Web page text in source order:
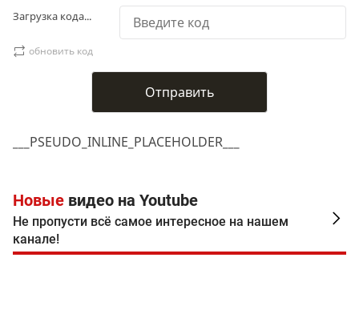
___PSEUDO_INLINE_PLACEHOLDER___
Загрузка кода...
обновить код
Новые видео на Youtube
Не пропусти всё самое интересное на нашем
канале!